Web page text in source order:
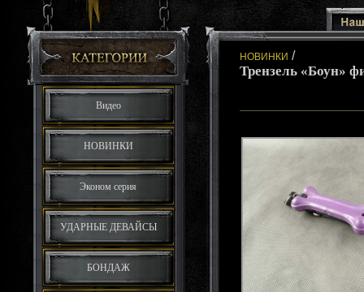
Видео
НОВИНКИ
Эконом серия
УДАРНЫЕ ДЕВАЙСЫ
БОНДАЖ
НОВИНКИ /
Трензель «Боун»